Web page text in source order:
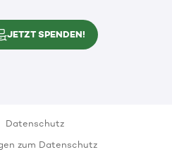
JETZT SPENDEN!
Datenschutz
zum Datenschutz